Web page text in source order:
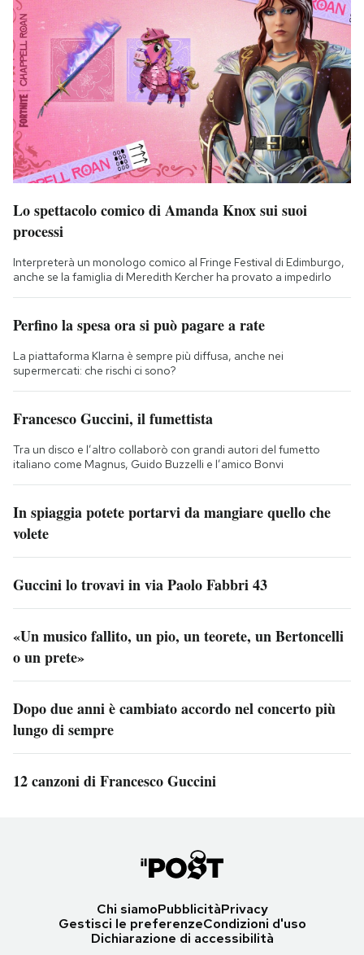
Lo spettacolo comico di Amanda Knox sui suoi
processi
Interpreterà un monologo comico al Fringe Festival di Edimburgo,
anche se la famiglia di Meredith Kercher ha provato a impedirlo
Perfino la spesa ora si può pagare a rate
La piattaforma Klarna è sempre più diffusa, anche nei
supermercati: che rischi ci sono?
Francesco Guccini, il fumettista
Tra un disco e l’altro collaborò con grandi autori del fumetto
italiano come Magnus, Guido Buzzelli e l’amico Bonvi
In spiaggia potete portarvi da mangiare quello che
volete
Guccini lo trovavi in via Paolo Fabbri 43
«Un musico fallito, un pio, un teorete, un Bertoncelli
o un prete»
Dopo due anni è cambiato accordo nel concerto più
lungo di sempre
12 canzoni di Francesco Guccini
Chi siamoPubblicitàPrivacy
Gestisci le preferenzeCondizioni d'uso
Dichiarazione di accessibilità